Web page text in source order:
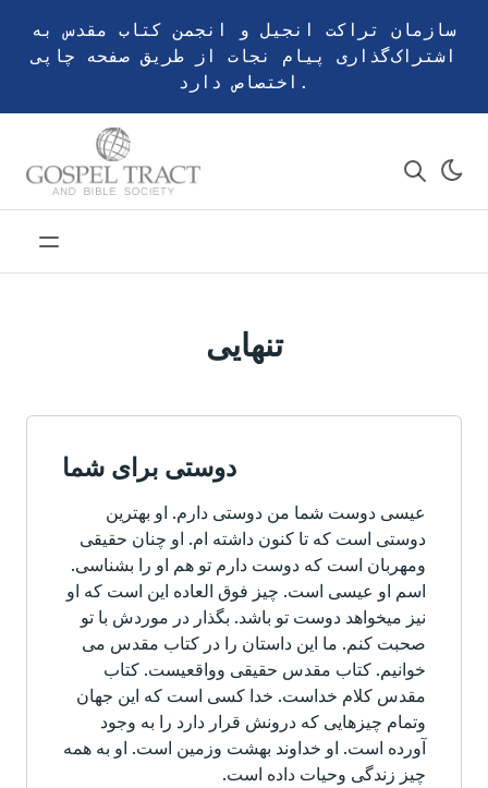
سازمان تراکت انجیل و انجمن کتاب مقدس به
اشتراک‌گذاری پیام نجات از طریق صفحه چاپی
اختصاص دارد.
تنهایی
دوستی برای شما
عیسی دوست شما من دوستی دارم. او بهترین
دوستی است که تا کنون داشته ام. او چنان حقیقی
ومهربان است که دوست دارم تو هم او را بشناسی.
اسم او عیسی است. چیز فوق العاده این است که او
نیز میخواهد دوست تو باشد. بگذار در موردش با تو
صحبت کنم. ما این داستان را در کتاب مقدس می
خوانیم. کتاب مقدس حقیقی وواقعیست. کتاب
مقدس کلام خداست. خدا کسی است که این جهان
وتمام چیزهایی که درونش قرار دارد را به وجود
آورده است. او خداوند بهشت وزمین است. او به همه
چیز زندگی وحیات داده است.